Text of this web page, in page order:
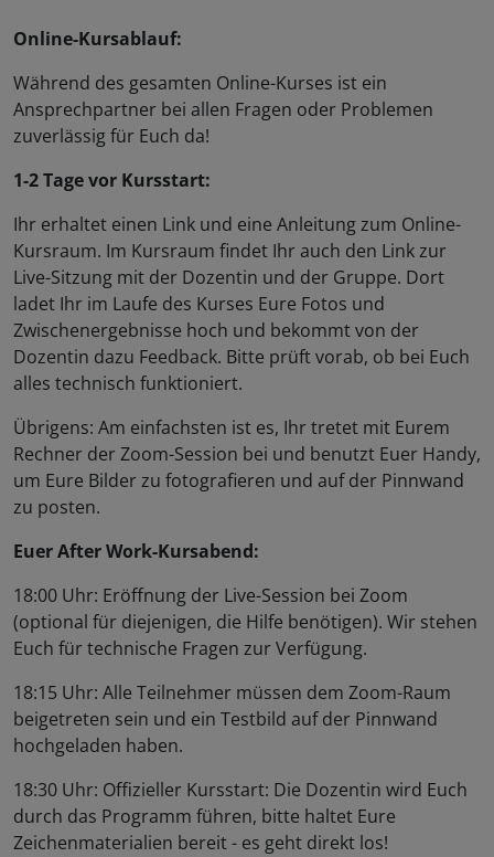
Online-Kursablauf:
Während des gesamten Online-Kurses ist ein
Ansprechpartner bei allen Fragen oder Problemen
zuverlässig für Euch da!
1-2 Tage vor Kursstart:
Ihr erhaltet einen Link und eine Anleitung zum Online-
Kursraum. Im Kursraum findet Ihr auch den Link zur
Live-Sitzung mit der Dozentin und der Gruppe. Dort
ladet Ihr im Laufe des Kurses Eure Fotos und
Zwischenergebnisse hoch und bekommt von der
Dozentin dazu Feedback. Bitte prüft vorab, ob bei Euch
alles technisch funktioniert.
Übrigens: Am einfachsten ist es, Ihr tretet mit Eurem
Rechner der Zoom-Session bei und benutzt Euer Handy,
um Eure Bilder zu fotografieren und auf der Pinnwand
zu posten.
Euer After Work-Kursabend:
18:00 Uhr: Eröffnung der Live-Session bei Zoom
(optional für diejenigen, die Hilfe benötigen). Wir stehen
Euch für technische Fragen zur Verfügung.
18:15 Uhr: Alle Teilnehmer müssen dem Zoom-Raum
beigetreten sein und ein Testbild auf der Pinnwand
hochgeladen haben.
18:30 Uhr: Offizieller Kursstart: Die Dozentin wird Euch
durch das Programm führen, bitte haltet Eure
Zeichenmaterialien bereit - es geht direkt los!